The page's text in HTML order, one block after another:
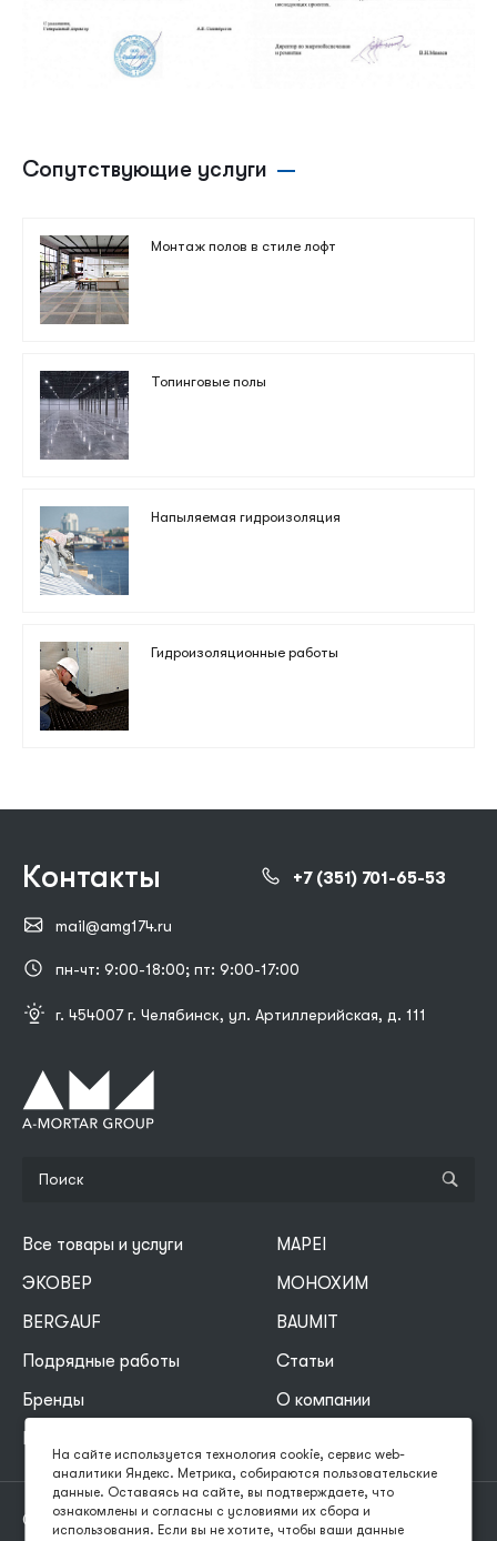
Сопутствующие услуги
Монтаж полов в стиле лофт
Топинговые полы
Напыляемая гидроизоляция
Гидроизоляционные работы
Контакты +7 (351) 701-65-53
mail@amg174.ru
пн-чт: 9:00-18:00; пт: 9:00-17:00
г. 454007 г. Челябинск, ул. Артиллерийская, д. 111
Все товары и услуги
MAPEI
ЭКОВЕР
МОНОХИМ
BERGAUF
BAUMIT
Подрядные работы
Статьи
Бренды
О компании
© 2026 «АМ-Групп», Все права защищены
На сайте используется технология cookie, сервис web-
аналитики Яндекс. Метрика, собираются пользовательские
данные. Оставаясь на сайте, вы подтверждаете, что
ознакомлены и согласны с условиями их сбора и
использования. Если вы не хотите, чтобы ваши данные